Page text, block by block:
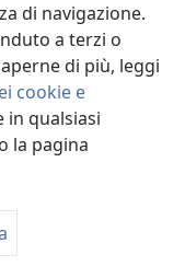
di navigazione.
a terzi o
di più, leggi
cookie e
in qualsiasi
la pagina
Society of Pennsylvania.